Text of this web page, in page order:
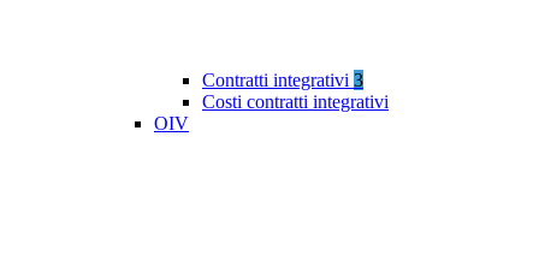
Contratti integrativi 3
Costi contratti integrativi
OIV